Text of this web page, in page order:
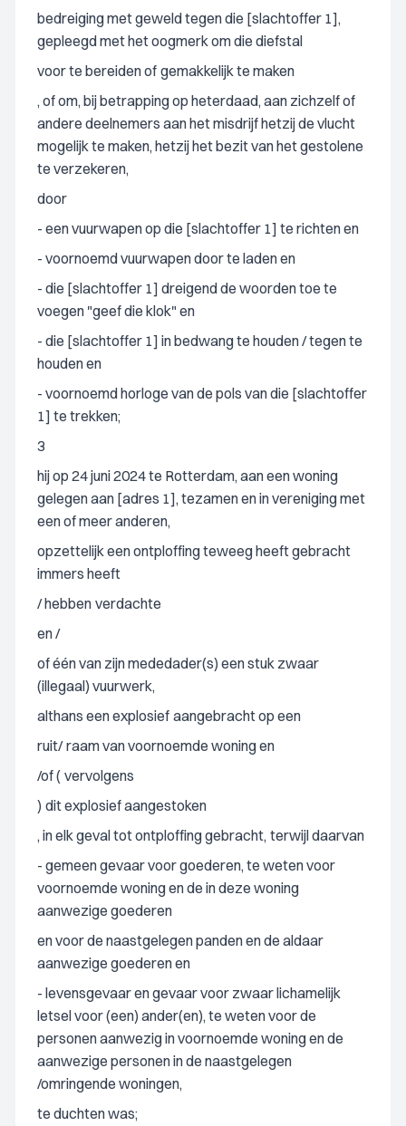
bedreiging met geweld tegen die [slachtoffer 1],
gepleegd met het oogmerk om die diefstal
voor te bereiden of gemakkelijk te maken
, of om, bij betrapping op heterdaad, aan zichzelf of
andere deelnemers aan het misdrijf hetzij de vlucht
mogelijk te maken, hetzij het bezit van het gestolene
te verzekeren,
door
- een vuurwapen op die [slachtoffer 1] te richten en
- voornoemd vuurwapen door te laden en
- die [slachtoffer 1] dreigend de woorden toe te
voegen "geef die klok" en
- die [slachtoffer 1] in bedwang te houden / tegen te
houden en
- voornoemd horloge van de pols van die [slachtoffer
1] te trekken;
3
hij op 24 juni 2024 te Rotterdam, aan een woning
gelegen aan [adres 1], tezamen en in vereniging met
een of meer anderen,
opzettelijk een ontploffing teweeg heeft gebracht
immers heeft
/ hebben verdachte
en /
of één van zijn mededader(s) een stuk zwaar
(illegaal) vuurwerk,
althans een explosief aangebracht op een
ruit/ raam van voornoemde woning en
/of ( vervolgens
) dit explosief aangestoken
, in elk geval tot ontploffing gebracht, terwijl daarvan
- gemeen gevaar voor goederen, te weten voor
voornoemde woning en de in deze woning
aanwezige goederen
en voor de naastgelegen panden en de aldaar
aanwezige goederen en
- levensgevaar en gevaar voor zwaar lichamelijk
letsel voor (een) ander(en), te weten voor de
personen aanwezig in voornoemde woning en de
aanwezige personen in de naastgelegen
/omringende woningen,
te duchten was;